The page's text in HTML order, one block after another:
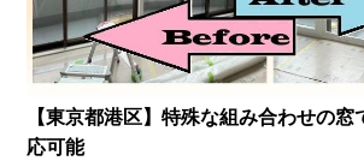
【東京都港区】特殊な組み合わせの窓
応可能